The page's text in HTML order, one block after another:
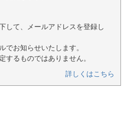
して、メールアドレスを登録し
でお知らせいたします。
するものではありません。
詳しくはこちら